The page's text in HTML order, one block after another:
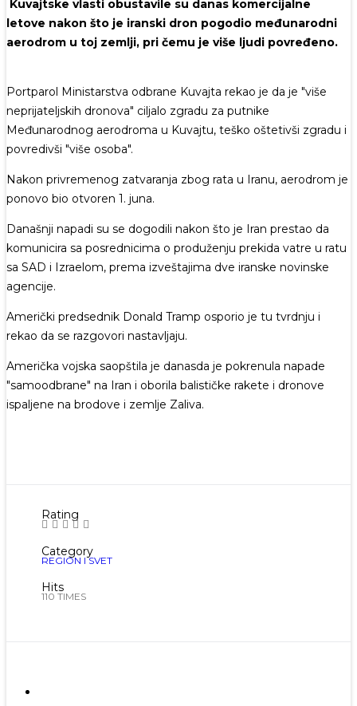
Kuvajtske vlasti obustavile su danas komercijalne
letove nakon što je iranski dron pogodio međunarodni
aerodrom u toj zemlji, pri čemu je više ljudi povređeno.
Portparol Ministarstva odbrane Kuvajta rekao je da je "više
neprijateljskih dronova" ciljalo zgradu za putnike
Međunarodnog aerodroma u Kuvajtu, teško oštetivši zgradu i
povredivši "više osoba".
Nakon privremenog zatvaranja zbog rata u Iranu, aerodrom je
ponovo bio otvoren 1. juna.
Današnji napadi su se dogodili nakon što je Iran prestao da
komunicira sa posrednicima o produženju prekida vatre u ratu
sa SAD i Izraelom, prema izveštajima dve iranske novinske
agencije.
Američki predsednik Donald Tramp osporio je tu tvrdnju i
rekao da se razgovori nastavljaju.
Američka vojska saopštila je danasda je pokrenula napade
"samoodbrane" na Iran i oborila balističke rakete i dronove
ispaljene na brodove i zemlje Zaliva.
Rating
Category
REGION I SVET
Hits
110 TIMES